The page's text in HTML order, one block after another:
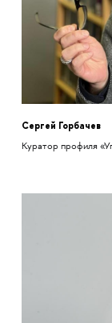
Сергей Горбачев
Куратор профиля